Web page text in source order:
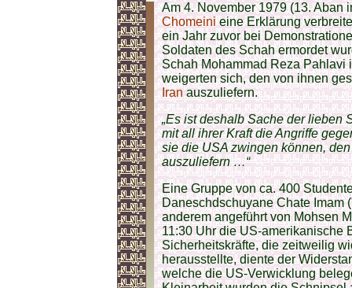
Am 4. November 1979 (13. Aban
Chomeinieine Erklärung
ein Jahr zuvor bei
Soldaten des Schah ermordet
Schah Mohammad Reza Pahlavi
weigerten sich, den von ihnen
Iranauszuliefern.
„Es ist deshalb Sache der lieben
mit all ihrer Kraft die Angriffe
sie die USA zwingen können,
auszuliefern …“
Eine Gruppe von ca. 400
Daneschdschuyane Chate Imam
anderem angeführt von Mohsen
11:30 Uhr die US-amerikanische
Sicherheitskräfte, die zeitweilig
herausstellte, diente der
welche die US-Verwicklung